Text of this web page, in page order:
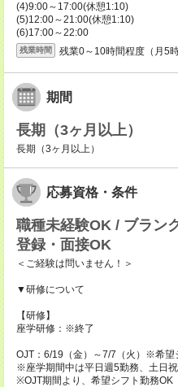
(4)9:00～17:00(休憩1:10)
(5)12:00～21:00(休憩1:10)
(6)17:00～22:00
残業時間 残業0～10時間程度（月5
期間
長期（3ヶ月以上）
長期（3ヶ月以上）
応募資格・条件
職種未経験OK / ブラン
登録・面接OK
＜ご経験は問いません！＞
▼研修について
【研修】
座学研修：※終了
OJT：6/19（金）～7/7（火）※希望
※座学期間中は平日週5勤務、土日
※OJT期間より、希望シフト勤務OK